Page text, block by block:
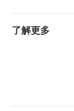
了解更多